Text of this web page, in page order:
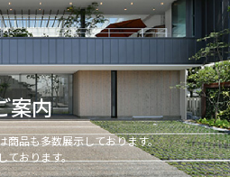
案内
商品も多数展示しております。
ております。